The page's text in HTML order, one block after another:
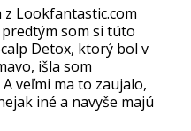
Lookfantastic.com
som si túto
Detox, ktorý bol v
išla som
veľmi ma to zaujalo,
iné a navyše majú